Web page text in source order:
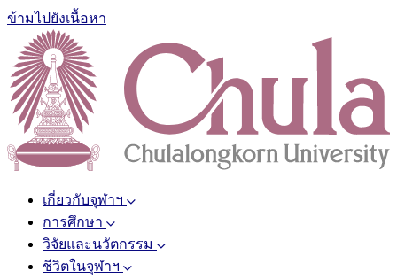
ข้ามไปยังเนื้อหา
เกี่ยวกับจุฬาฯ
การศึกษา
วิจัยและนวัตกรรม
ชีวิตในจุฬาฯ